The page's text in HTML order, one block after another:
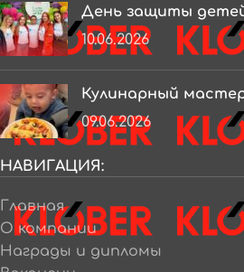
День защиты
10.06.2026
Кулинарный
09.06.2026
НАВИГАЦИЯ:
Главная
О компании
Награды и дипломы